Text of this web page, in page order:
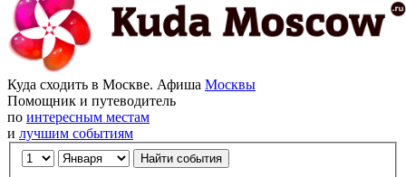
Куда сходить в Москве. Афиша Москвы
Помощник и путеводитель
по интересным местам
и лучшим событиям